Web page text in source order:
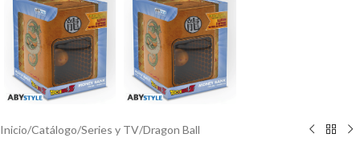
Inicio/Catálogo/Series y TV/Dragon Ball